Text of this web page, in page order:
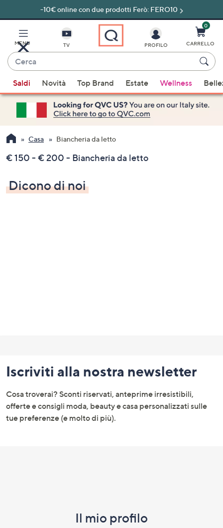
al
principale
-10€ online con due prodotti Ferò: FERO10
MENU TV
Cerca
sono
disponibili
suggerimenti,
usa
i
freccia
e
giù
PROFILO
0
CARRELLO
Saldi Novità Top Brand Estate Wellness
Casa Biancheria da letto
€ 150 - € 200 - Biancheria da letto
Dicono di noi
menu
e
informazioni
Iscriviti alla nostra newsletter
Cosa troverai? Sconti riservati, anteprime irresistibili,
offerte e consigli moda, beauty e casa personalizzati sulle
tue preferenze (e molto di più).
Il mio profilo​